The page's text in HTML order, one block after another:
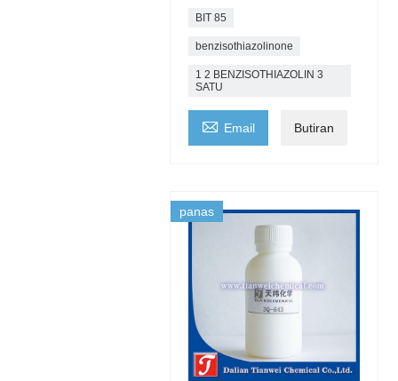
BIT 85
benzisothiazolinone
1 2 BENZISOTHIAZOLIN 3
SATU
 Email Butiran
panas